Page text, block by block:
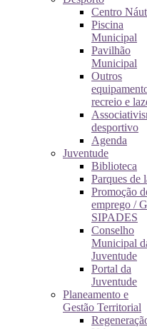
Centro
Piscina
Municipal
Pavilhão
Municipal
Outros
recreio e
desportivo
Agenda
Juventude
Biblioteca
Parques de
Promoção
emprego /
SIPADES
Conselho
Municipal
Juventude
Portal da
Juventude
Planeamento e
Gestão Territorial